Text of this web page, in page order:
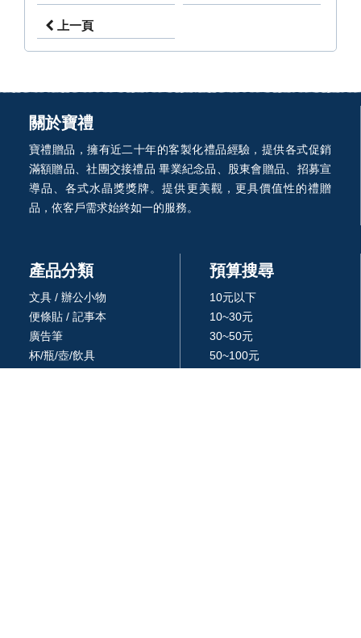
上一頁
關於寶禮
寶禮贈品，擁有近二十年的客製化禮品經驗，提供各式促銷
滿額贈品、社團交接禮品 畢業紀念品、股東會贈品、招募宣
導品、各式水晶獎獎牌。提供更美觀，更具價值性的禮贈
品，依客戶需求始終如一的服務。
產品分類
文具 / 辦公小物
便條貼 / 記事本
廣告筆
杯/瓶/壺/飲具
預算搜尋
10元以下
10~30元
30~50元
50~100元